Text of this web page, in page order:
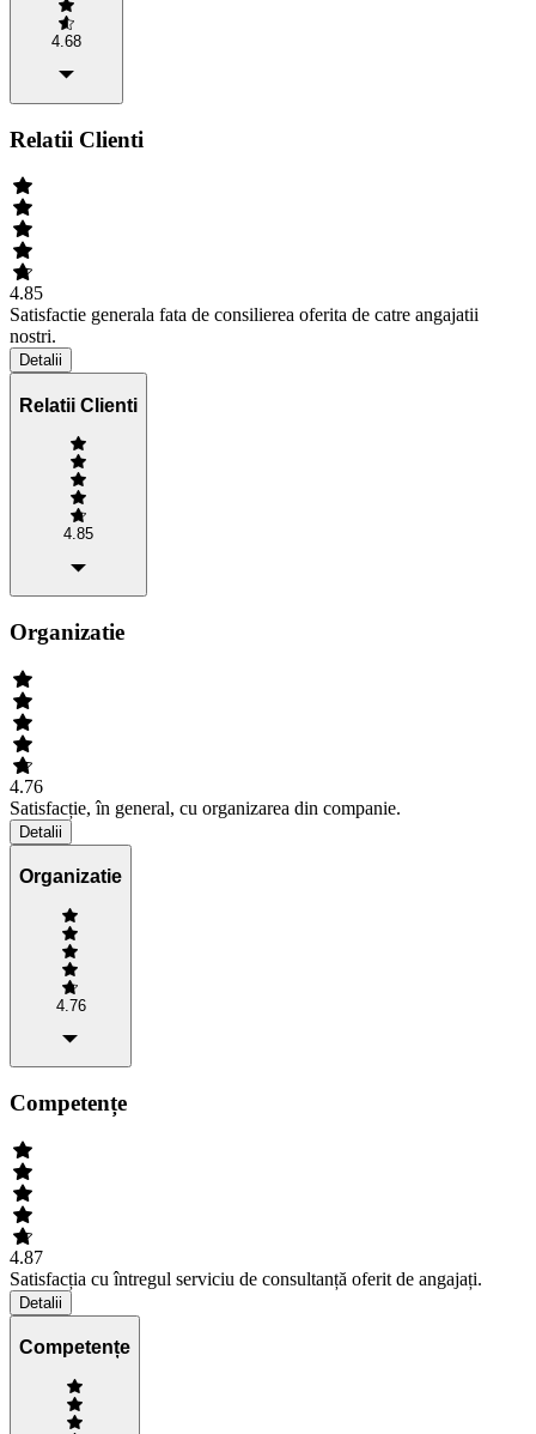
4.68
Relatii Clienti
4.85
Satisfactie generala fata de consilierea oferita de catre angajatii
nostri.
Detalii
Relatii Clienti
4.85
Organizatie
4.76
Satisfacție, în general, cu organizarea din companie.
Detalii
Organizatie
4.76
Competențe
4.87
Satisfacția cu întregul serviciu de consultanță oferit de angajați.
Detalii
Competențe